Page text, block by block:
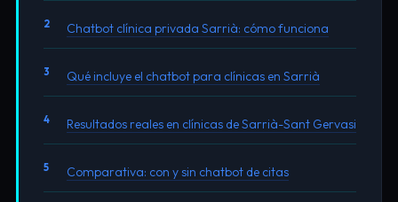
Chatbot clínica privada Sarrià: cómo funciona
Qué incluye el chatbot para clínicas en Sarrià
Resultados reales en clínicas de Sarrià-Sant Gervasi
Comparativa: con y sin chatbot de citas